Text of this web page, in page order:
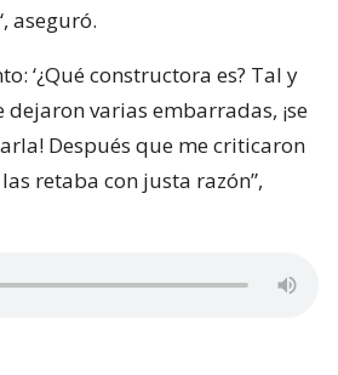
aseguró.
‘¿Qué constructora es? Tal y
dejaron varias embarradas, ¡se
Después que me criticaron
retaba con justa razón”,